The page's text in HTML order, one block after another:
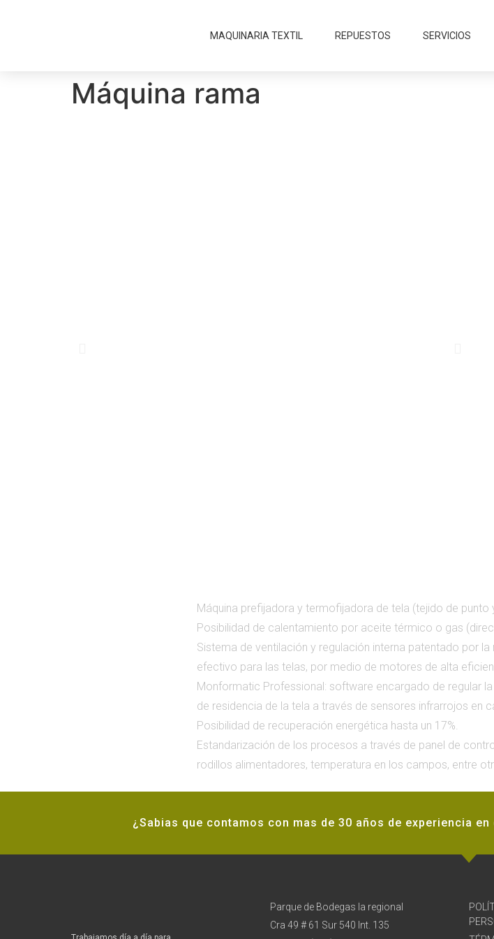
MAQUINARIA TEXTIL REPUESTOS SERVICIOS
Máquina rama
Máquina prefijadora y termofijadora de tela (tejido de punto
Posibilidad de calentamiento por aceite térmico o gas
Sistema de ventilación y regulación interna patentado por
efectivo para las telas, por medio de motores de alta
Monformatic Professional: software encargado de regular
de residencia de la tela a través de sensores infrarrojos en
Posibilidad de recuperación energética hasta un 17%.
Estandarización de los procesos a través de panel de
rodillos alimentadores, temperatura en los campos, entre
¿Sabias que contamos con mas de 30 años de experiencia
Parque de Bodegas la regional
Cra 49 # 61 Sur 540 Int. 135